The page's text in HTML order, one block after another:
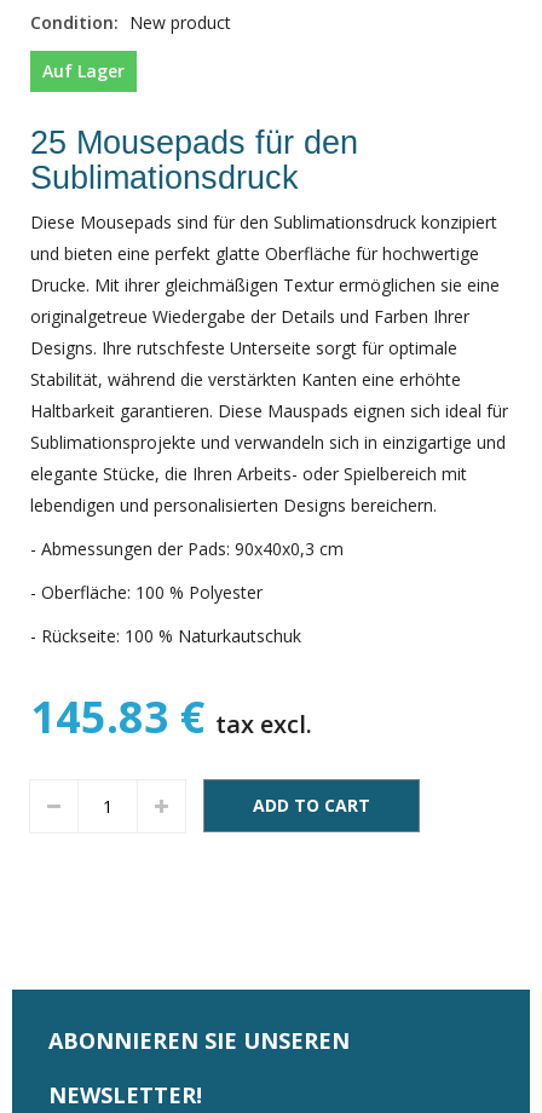
Condition: New product
Auf Lager
25 Mousepads für den
Sublimationsdruck
Diese Mousepads sind für den Sublimationsdruck konzipiert
und bieten eine perfekt glatte Oberfläche für hochwertige
Drucke. Mit ihrer gleichmäßigen Textur ermöglichen sie eine
originalgetreue Wiedergabe der Details und Farben Ihrer
Designs. Ihre rutschfeste Unterseite sorgt für optimale
Stabilität, während die verstärkten Kanten eine erhöhte
Haltbarkeit garantieren. Diese Mauspads eignen sich ideal für
Sublimationsprojekte und verwandeln sich in einzigartige und
elegante Stücke, die Ihren Arbeits- oder Spielbereich mit
lebendigen und personalisierten Designs bereichern.
- Abmessungen der Pads: 90x40x0,3 cm
- Oberfläche: 100 % Polyester
- Rückseite: 100 % Naturkautschuk
145.83 € tax excl.
ADD TO CART
ABONNIEREN SIE UNSEREN
NEWSLETTER!